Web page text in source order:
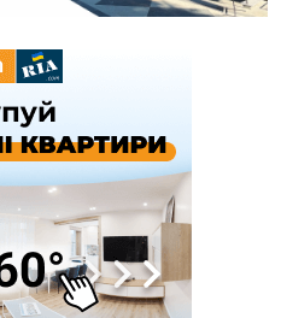
лікарні двох
чоловіку, який у Буковелі
віскі за 8,5 тисяч
відкопали давньоруську
серію складних операцій
водій Audi наїхав на